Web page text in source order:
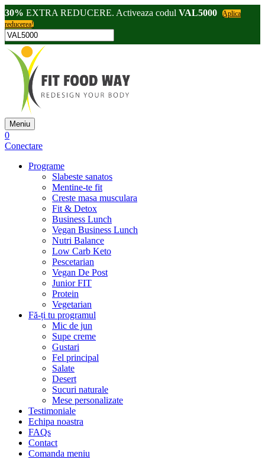
30% EXTRA REDUCERE. Activeaza codul VAL5000
Aplica
reducerea!
Meniu
0
Conectare
Programe
Slabeste sanatos
Mentine-te fit
Creste masa musculara
Fit & Detox
Business Lunch
Vegan Business Lunch
Nutri Balance
Low Carb Keto
Pescetarian
Vegan De Post
Junior FIT
Protein
Vegetarian
Fă-ți tu programul
Mic de jun
Supe creme
Gustari
Fel principal
Salate
Desert
Sucuri naturale
Mese personalizate
Testimoniale
Echipa noastra
FAQs
Contact
Comanda meniu